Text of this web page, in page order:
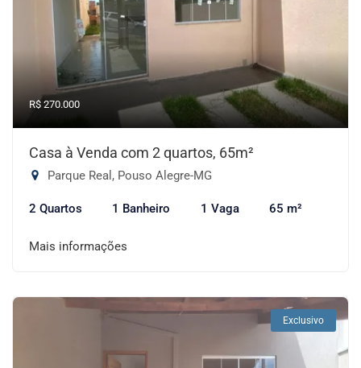
R$ 270.000
Casa à Venda com 2 quartos, 65m²
Parque Real, Pouso Alegre-MG
2 Quartos 1 Banheiro 1 Vaga 65 m²
Mais informações
Exclusivo